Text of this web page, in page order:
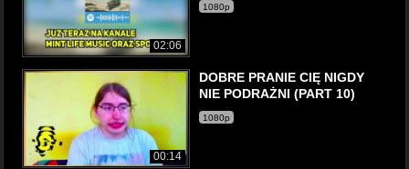
02:06
1080p
00:14
DOBRE PRANIE CIĘ NIGDY
NIE PODRAŻNI (PART 10)
1080p